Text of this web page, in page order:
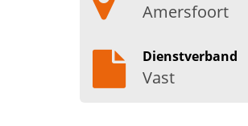
Amersfoort
Dienstverband
Vast